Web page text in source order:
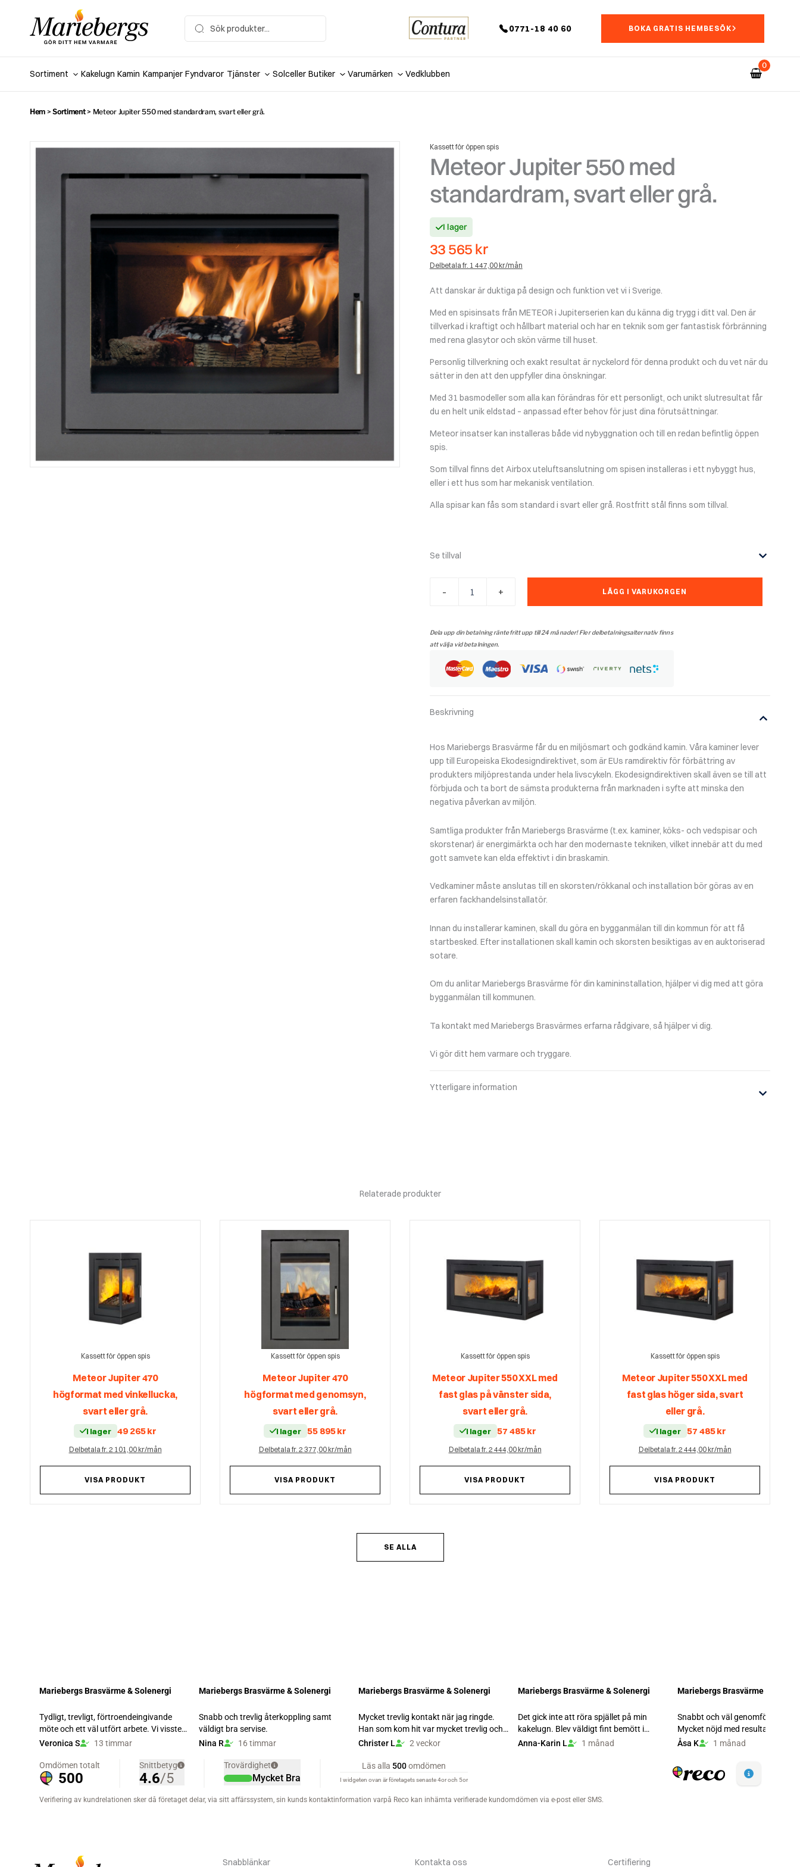
for:
0771-18 40 60 BOKA GRATIS HEMBESÖK
Sortiment Kakelugn Kamin Kampanjer Fyndvaror Tjänster Solceller Butiker Varumärken Vedklubben
Hem >Sortiment> Meteor Jupiter 550 med standardram, svart eller grå.
Kassett för öppen spis
Meteor Jupiter 550 med
standardram, svart eller grå.
I lager
33 565 kr
Delbetala fr. 1 447,00 kr/mån
Att danskar är duktiga på design och funktion vet vi i Sverige.
Med en spisinsats från METEOR i Jupiterserien kan du känna dig trygg i ditt val. Den är
tillverkad i kraftigt och hållbart material och har en teknik som ger fantastisk förbränning
med rena glasytor och skön värme till huset.
Personlig tillverkning och exakt resultat är nyckelord för denna produkt och du vet när du
sätter in den att den uppfyller dina önskningar.
Med 31 basmodeller som alla kan förändras för ett personligt, och unikt slutresultat får
du en helt unik eldstad – anpassad efter behov för just dina förutsättningar.
Meteor insatser kan installeras både vid nybyggnation och till en redan befintlig öppen
spis.
Som tillval finns det Airbox uteluftsanslutning om spisen installeras i ett nybyggt hus,
eller i ett hus som har mekanisk ventilation.
Alla spisar kan fås som standard i svart eller grå. Rostfritt stål finns som tillval.
Se tillval
-
Jupiter
standardram,
svart
mängd
+ LÄGG I VARUKORGEN
Dela upp din betalning räntefritt upp till 24 månader! Fler delbetalningsalternativ finns
att välja vid betalningen.
Beskrivning
Hos Mariebergs Brasvärme får du en miljösmart och godkänd kamin. Våra kaminer lever
upp till Europeiska Ekodesigndirektivet, som är EUs ramdirektiv för förbättring av
produkters miljöprestanda under hela livscykeln. Ekodesigndirektiven skall även se till att
förbjuda och ta bort de sämsta produkterna från marknaden i syfte att minska den
negativa påverkan av miljön.
Samtliga produkter från Mariebergs Brasvärme (t.ex. kaminer, köks- och vedspisar och
skorstenar) är energimärkta och har den modernaste tekniken, vilket innebär att du med
gott samvete kan elda effektivt i din braskamin.
Vedkaminer måste anslutas till en skorsten/rökkanal och installation bör göras av en
erfaren fackhandelsinstallatör.
Innan du installerar kaminen, skall du göra en bygganmälan till din kommun för att få
startbesked. Efter installationen skall kamin och skorsten besiktigas av en auktoriserad
sotare.
Om du anlitar Mariebergs Brasvärme för din kamininstallation, hjälper vi dig med att göra
bygganmälan till kommunen.
Ta kontakt med Mariebergs Brasvärmes erfarna rådgivare, så hjälper vi dig.
Vi gör ditt hem varmare och tryggare.
Ytterligare information
Relaterade produkter
Kassett för öppen spis
Meteor Jupiter 470
högformat med vinkellucka,
svart eller grå.
I lager 49 265kr
Delbetala fr. 2 101,00 kr/mån
VISA PRODUKT
Kassett för öppen spis
Meteor Jupiter 470
högformat med genomsyn,
svart eller grå.
I lager 55 895kr
Delbetala fr. 2 377,00 kr/mån
VISA PRODUKT
Kassett för öppen spis
Meteor Jupiter 550 XXL med
fast glas på vänster sida,
svart eller grå.
I lager 57 485kr
Delbetala fr. 2 444,00 kr/mån
VISA PRODUKT
Kassett för öppen spis
Meteor Jupiter 550 XXL med
fast glas höger sida, svart
eller grå.
I lager 57 485kr
Delbetala fr. 2 444,00 kr/mån
VISA PRODUKT
SE ALLA
Snabblänkar Kontakta oss Certifiering